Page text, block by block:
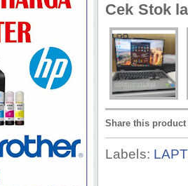
Cek Stok
Share this product
Labels: